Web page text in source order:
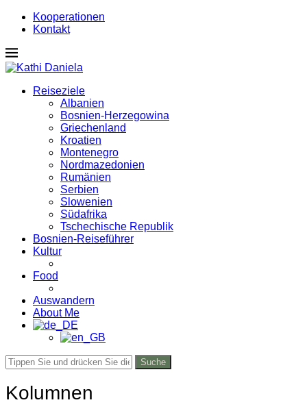
Kooperationen
Kontakt
Reiseziele
Albanien
Bosnien-Herzegowina
Griechenland
Kroatien
Montenegro
Nordmazedonien
Rumänien
Serbien
Slowenien
Südafrika
Tschechische Republik
Bosnien-Reiseführer
Kultur
Food
Auswandern
About Me
Suche
Kolumnen